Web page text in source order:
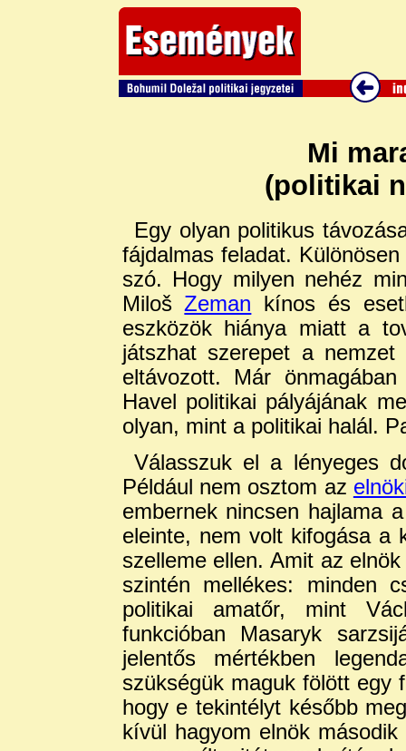
Mi
(politikai
Egy olyan politikus
fájdalmas feladat.
szó. Hogy milyen nehéz
MilošZeman kínos és
eszközök hiánya miatt a
játszhat szerepet a
eltávozott. Már
Havel politikai pályájának
olyan, mint a politikai halál.
Válasszuk el a lényeges
Például nem osztom az
embernek nincsen hajlama
eleinte, nem volt kifogása a
szelleme ellen. Amit az
szintén mellékes: minden
politikai amatőr, mint
funkcióban Masaryk
jelentős mértékben
szükségük maguk fölött egy
hogy e tekintélyt később
kívül hagyom elnök